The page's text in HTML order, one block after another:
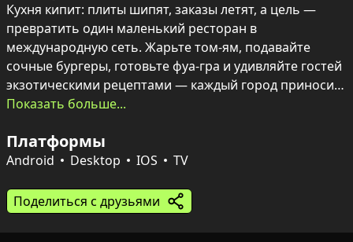
Кухня кипит: плиты шипят, заказы летят, а цель —
превратить один маленький ресторан в
международную сеть. Жарьте том-ям, подавайте
сочные бургеры, готовьте фуа-гра и удивляйте гостей
экзотическими рецептами — каждый город приносит
новые ароматы, меню и вызовы.
городов, сотни ресторанов и более сотни блюд — от
мороженого до морепродуктов. Прокачивайте
украшайте заведения, собирайте комбо и участвуйте
в мини‑играх, сезонных фестивалях и ежемесячных
Показать больше...
Платформы
Android Desktop IOS TV
Поделиться с друзьями